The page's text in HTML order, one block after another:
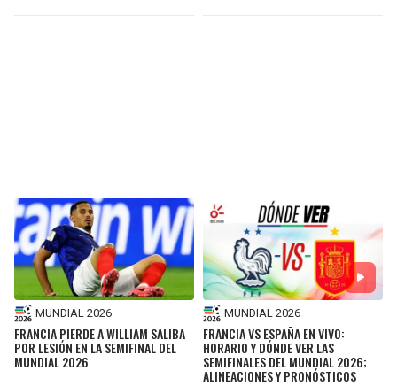
MUNDIAL 2026
FRANCIA PIERDE A WILLIAM SALIBA
POR LESIÓN EN LA SEMIFINAL DEL
MUNDIAL 2026
MUNDIAL 2026
FRANCIA VS ESPAÑA EN VIVO:
HORARIO Y DÓNDE VER LAS
SEMIFINALES DEL MUNDIAL 2026;
ALINEACIONES Y PRONÓSTICOS